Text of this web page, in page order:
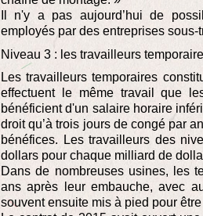
Il n'y a pas aujourd’hui de
employés par des entreprises
Niveau 3 : les travailleurs
Les travailleurs temporaires
effectuent le même travail que
bénéficient d'un salaire horaire
droit qu’à trois jours de congé par
bénéfices. Les travailleurs des
dollars pour chaque milliard de
Dans de nombreuses usines, les
ans après leur embauche, avec
souvent ensuite mis à pied pour